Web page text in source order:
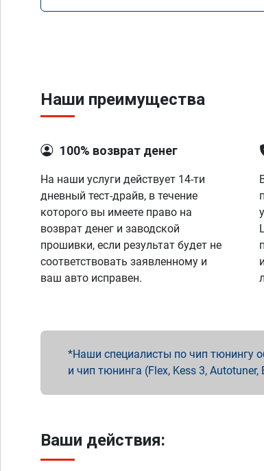
Наши преимущества
100% возврат денег
На наши услуги действует 14-ти
дневный тест-драйв, в течение
которого вы имеете право на
возврат денег и заводской
прошивки, если результат будет не
соответствовать заявленному и
ваш авто исправен.
Наши специалисты по чип тюнингу
и чип тюнинга (Flex, Kess 3,
Ваши действия: